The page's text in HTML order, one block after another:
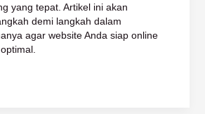
yang tepat. Artikel ini akan
demi langkah dalam
agar website Anda siap online